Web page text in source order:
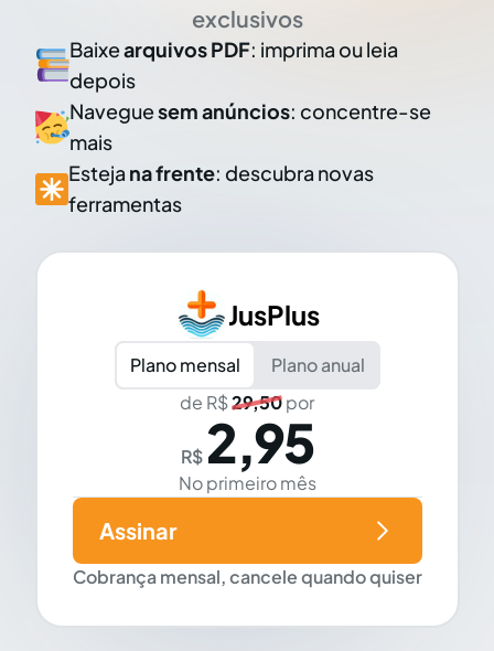
exclusivos
Baixearquivos PDF: imprima ou leia
depois
Naveguesem anúncios: concentre-se
mais
Esteja na frente: descubra novas
ferramentas
JusPlus
Plano mensal
Plano anual
de R$29,50por
R$ 2,95
No primeiro mês
Cobrança mensal, cancele quando quiser
Assinar